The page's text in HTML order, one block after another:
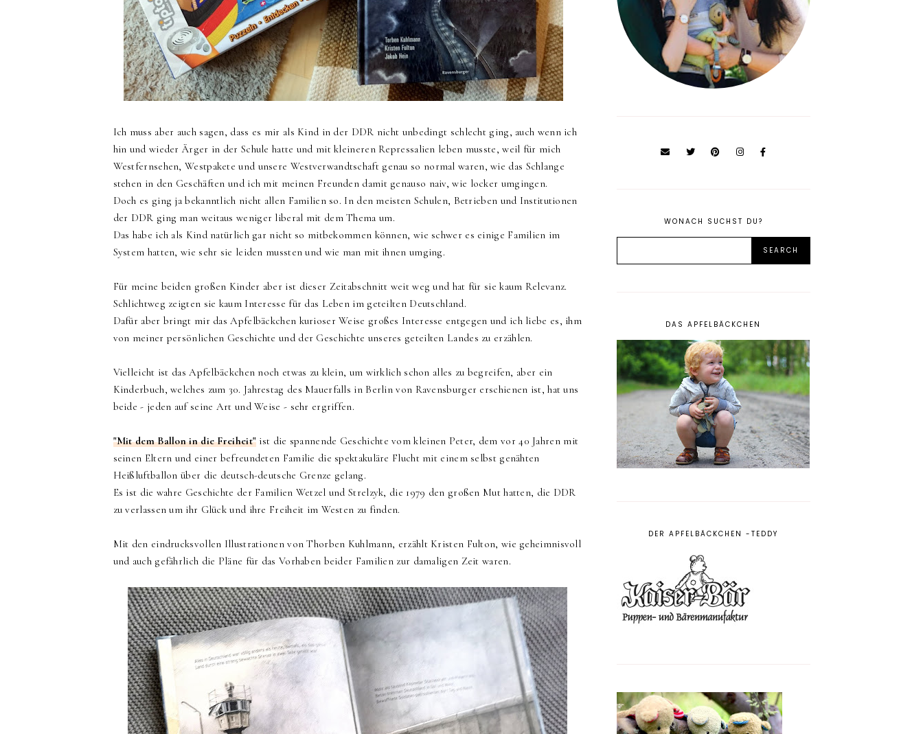
Ich muss aber auch sagen, dass es mir als Kind in der DDR nicht unbedingt schlecht ging, auch wenn ich
hin und wieder Ärger in der Schule hatte und mit kleineren Repressalien leben musste, weil für mich
Westfernsehen, Westpakete und unsere Westverwandtschaft genau so normal waren, wie das Schlange
stehen in den Geschäften und ich mit meinen Freunden damit genauso naiv, wie locker umgingen.
Doch es ging ja bekanntlich nicht allen Familien so. In den meisten Schulen, Betrieben und Institutionen
der DDR ging man weitaus weniger liberal mit dem Thema um.
Das habe ich als Kind natürlich gar nicht so mitbekommen können, wie schwer es einige Familien im
System hatten, wie sehr sie leiden mussten und wie man mit ihnen umging.
Für meine beiden großen Kinder aber ist dieser Zeitabschnitt weit weg und hat für sie kaum Relevanz.
Schlichtweg zeigten sie kaum Interesse für das Leben im geteilten Deutschland.
Dafür aber bringt mir das Apfelbäckchen kurioser Weise großes Interesse entgegen und ich liebe es, ihm
von meiner persönlichen Geschichte und der Geschichte unseres geteilten Landes zu erzählen.
Vielleicht ist das Apfelbäckchen noch etwas zu klein, um wirklich schon alles zu begreifen, aber ein
Kinderbuch, welches zum 30. Jahrestag des Mauerfalls in Berlin von Ravensburger erschienen ist, hat uns
beide - jeden auf seine Art und Weise - sehr ergriffen.
"Mit dem Ballon in die Freiheit" ist die spannende Geschichte vom kleinen Peter, dem vor 40 Jahren mit
seinen Eltern und einer befreundeten Familie die spektakuläre Flucht mit einem selbst genähten
Heißluftballon über die deutsch-deutsche Grenze gelang.
Es ist die wahre Geschichte der Familien Wetzel und Strelzyk, die 1979 den großen Mut hatten, die DDR
zu verlassen um ihr Glück und ihre Freiheit im Westen zu finden.
Mit den eindrucksvollen Illustrationen von Thorben Kuhlmann, erzählt Kristen Fulton, wie geheimnisvoll
und auch gefährlich die Pläne für das Vorhaben beider Familien zur damaligen Zeit waren.
WONACH SUCHST DU?
DAS APFELBÄCKCHEN
DER APFELBÄCKCHEN -TEDDY